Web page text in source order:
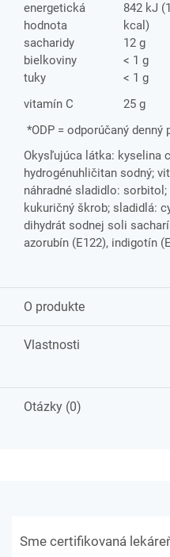
energetická
hodnota
842 kJ
kcal)
sacharidy
12 g
bielkoviny
< 1 g
tuky
< 1 g
vitamín C
25 g
*ODP = odporúčaný denný
Okysľujúca látka: kyselina
hydrogénuhličitan sodný;
náhradné sladidlo:
kukuričný škrob; sladidlá:
dihydrát sodnej soli
azorubín (E122), indigotín
O produkte
Vlastnosti
Otázky (0)
Sme certifikovaná